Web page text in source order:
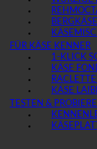
BERGKÄSE
FÜR KÄSE KENNER
1-KLICK
KÄSE
RACLETTE
KÄSE
TESTEN &